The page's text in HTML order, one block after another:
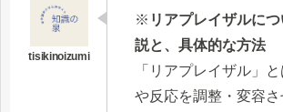
※ リアプレイザルに
説と、具体的な方法
「リアプレイザル」
や反応を調整・変容